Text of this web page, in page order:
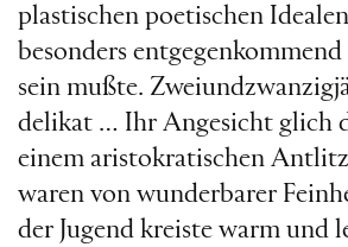
plastischen poetischen
besonders
sein mußte.
delikat … Ihr Angesicht glich
einem aristokratischen
waren von wunderbarer
der Jugend kreiste warm und